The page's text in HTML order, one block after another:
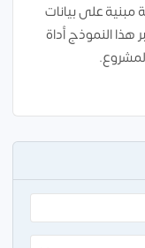
مبنية على بيانات
هذا النموذج أداة